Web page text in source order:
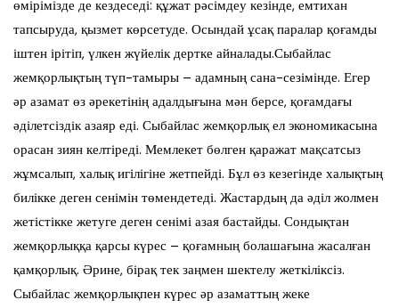
өмірімізде де кездеседі: құжат рәсімдеу кезінде, емтихан
тапсыруда, қызмет көрсетуде. Осындай ұсақ паралар қоғамды
іштен ірітіп, үлкен жүйелік дертке айналады.Сыбайлас
жемқорлықтың түп-тамыры – адамның сана-сезімінде. Егер
әр азамат өз әрекетінің адалдығына мән берсе, қоғамдағы
әділетсіздік азаяр еді. Сыбайлас жемқорлық ел экономикасына
орасан зиян келтіреді. Мемлекет бөлген қаражат мақсатсыз
жұмсалып, халық игілігіне жетпейді. Бұл өз кезегінде халықтың
билікке деген сенімін төмендетеді. Жастардың да әділ жолмен
жетістікке жетуге деген сенімі азая бастайды. Сондықтан
жемқорлыққа қарсы күрес – қоғамның болашағына жасалған
қамқорлық. Әрине, бірақ тек заңмен шектелу жеткіліксіз.
Сыбайлас жемқорлықпен күрес әр азаматтың жеке